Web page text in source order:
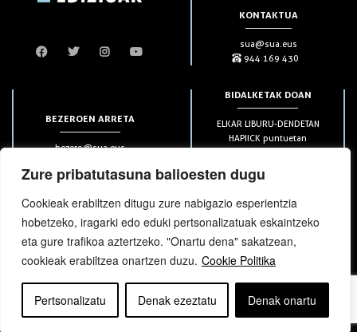
Zure pribatutasuna balioesten dugu
Cookieak erabiltzen ditugu zure nabigazio esperientzia
hobetzeko, iragarki edo eduki pertsonalizatuak eskaintzeko
eta gure trafikoa aztertzeko. "Onartu dena" sakatzean,
cookieak erabiltzea onartzen duzu. Cookie Politika
Pertsonalizatu Denak ezeztatu Denak onartu
KONTAKTUA
sua@sua.eus
944 169 430
BEZEROEN ARRETA
bezero@sua.eus
HARPIDETZAK
BIDALKETAK DOAN
ELKAR LIBURU-DENDETAN
HAPIICK puntuetan
(soilik penintsulan)